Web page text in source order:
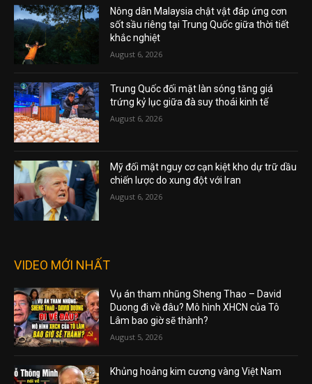
Nông dân Malaysia chật vật đáp ứng cơn
sốt sầu riêng tại Trung Quốc giữa thời tiết
khắc nghiệt
August 6, 2026
Trung Quốc đối mặt làn sóng tăng giá
trứng kỷ lục giữa đà suy thoái kinh tế
August 6, 2026
Mỹ đối mặt nguy cơ cạn kiệt kho dự trữ dầu
chiến lược do xung đột với Iran
August 6, 2026
VIDEO MỚI NHẤT
Vụ án tham nhũng Sheng Thao – David
Duong đi về đâu? Mô hình XHCN của Tô
Lâm bao giờ sẽ thành?
August 5, 2026
Khủng hoảng kim cương vàng Việt Nam